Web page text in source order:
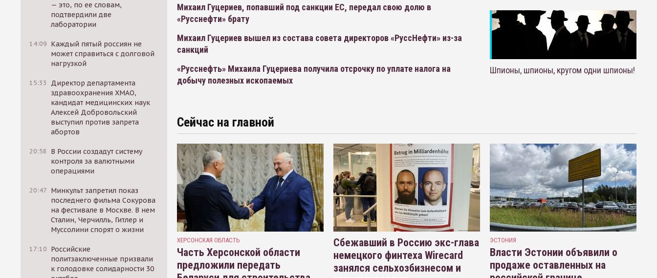
— это, по ее словам,
подтвердили две
лаборатории
14:09 Каждый пятый россиян не
может справиться с долговой
нагрузкой
15:33
Директор департамента
здравоохранения ХМАО,
кандидат медицинских наук
Алексей Добровольский
выступил против запрета
абортов
20:58
В России создадут систему
контроля за валютными
операциями
20:47 Минкульт запретил показ
последнего фильма Сокурова
на фестивале в Москве. В нем
Сталин, Черчилль, Гитлер и
Муссолини спорят о жизни
17:10 Российские
политзаключенные призвали
к голодовке солидарности 30
Михаил Гуцериев, попавший под санкции ЕС, передал свою долю в
«Русснефти» брату
Михаил Гуцериев вышел из состава совета директоров «РуссНефти» из-за
санкций
«Русснефть» Михаила Гуцериева получила отсрочку по уплате налога на
добычу полезных ископаемых
Шпионы, шпионы, кругом одни шпионы!
Сейчас на главной
ХЕРСОНСКАЯ ОБЛАСТЬ
Часть Херсонской области
предложили передать
Сбежавший в Россию экс-глава
немецкого финтеха Wirecard
занялся сельхозбизнесом и
ЭСТОНИЯ
Власти Эстонии объявили о
продаже оставленных на